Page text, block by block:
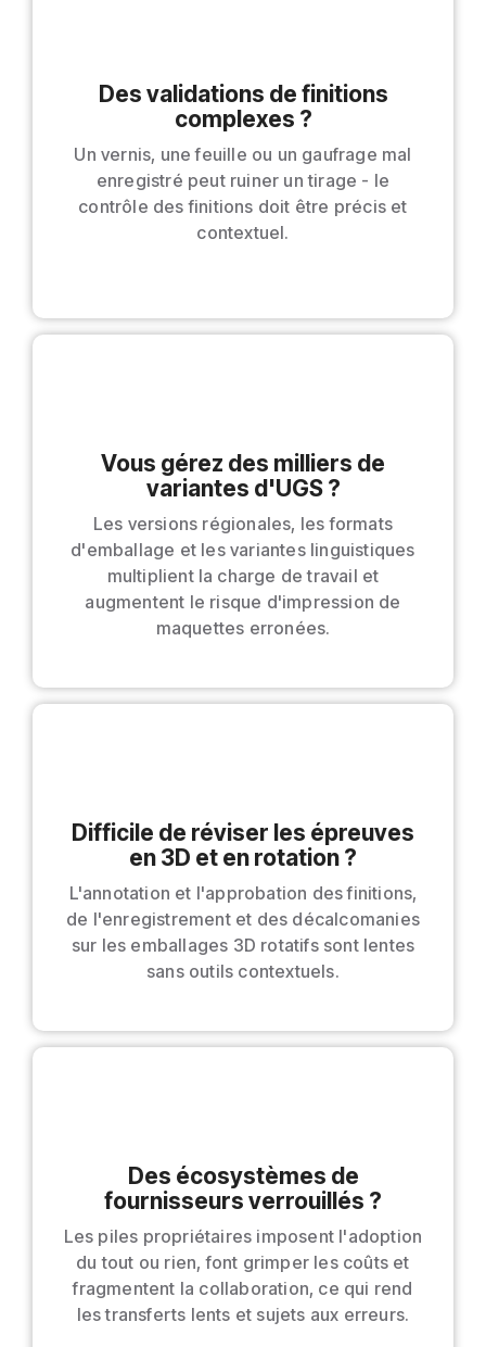
Des validations de finitions
complexes ?
Un vernis, une feuille ou un gaufrage mal
enregistré peut ruiner un tirage - le
contrôle des finitions doit être précis et
contextuel.
Vous gérez des milliers de
variantes d'UGS ?
Les versions régionales, les formats
d'emballage et les variantes linguistiques
multiplient la charge de travail et
augmentent le risque d'impression de
maquettes erronées.
Difficile de réviser les épreuves
en 3D et en rotation ?
L'annotation et l'approbation des finitions,
de l'enregistrement et des décalcomanies
sur les emballages 3D rotatifs sont lentes
sans outils contextuels.
Des écosystèmes de
fournisseurs verrouillés ?
Les piles propriétaires imposent l'adoption
du tout ou rien, font grimper les coûts et
fragmentent la collaboration, ce qui rend
les transferts lents et sujets aux erreurs.